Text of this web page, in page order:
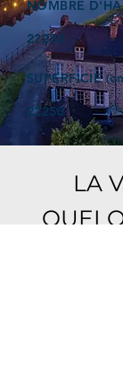
NOMBRE
22250
SUPERFICIE
22250
LA